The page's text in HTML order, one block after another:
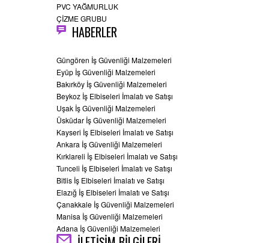
PVC YAĞMURLUK
ÇİZME GRUBU
HABERLER
Güngören İş Güvenliği Malzemeleri
Eyüp İş Güvenliği Malzemeleri
Bakırköy İş Güvenliği Malzemeleri
Beykoz İş Elbiseleri İmalatı ve Satışı
Uşak İş Güvenliği Malzemeleri
Üsküdar İş Güvenliği Malzemeleri
Kayseri İş Elbiseleri İmalatı ve Satışı
Ankara İş Güvenliği Malzemeleri
Kırklareli İş Elbiseleri İmalatı ve Satışı
Tunceli İş Elbiseleri İmalatı ve Satışı
Bitlis İş Elbiseleri İmalatı ve Satışı
Elazığ İş Elbiseleri İmalatı ve Satışı
Çanakkale İş Güvenliği Malzemeleri
Manisa İş Güvenliği Malzemeleri
Adana İş Güvenliği Malzemeleri